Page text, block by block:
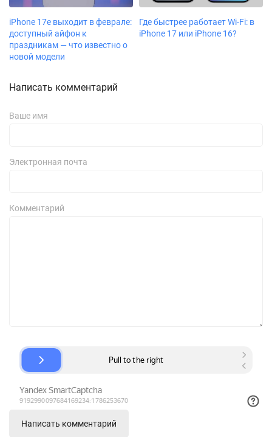
iPhone 17e выходит в феврале:
доступный айфон к
праздникам — что известно о
новой модели
Где быстрее работает Wi-Fi: в
iPhone 17 или iPhone 16?
Написать комментарий
Ваше имя
Электронная почта
Комментарий